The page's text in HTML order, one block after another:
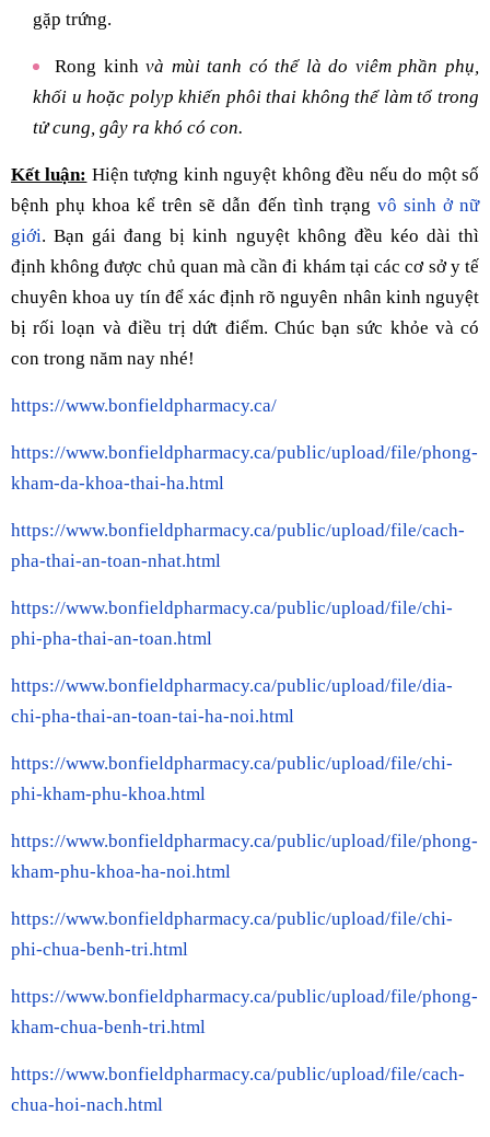
gặp trứng.
Rong kinhvà mùi tanh có thể là do viêm phần phụ,
khối u hoặc polyp khiến phôi thai không thể làm tổ trong
tử cung, gây ra khó có con.
Kết luận: Hiện tượng kinh nguyệt không đều nếu do một số
bệnh phụ khoa kể trên sẽ dẫn đến tình trạng vô sinh ở nữ
giới. Bạn gái đang bị kinh nguyệt không đều kéo dài thì
định không được chủ quan mà cần đi khám tại các cơ sở y tế
chuyên khoa uy tín để xác định rõ nguyên nhân kinh nguyệt
bị rối loạn và điều trị dứt điểm. Chúc bạn sức khỏe và có
con trong năm nay nhé!
https://www.bonfieldpharmacy.ca/
https://www.bonfieldpharmacy.ca/public/upload/file/phong-
kham-da-khoa-thai-ha.html
https://www.bonfieldpharmacy.ca/public/upload/file/cach-
pha-thai-an-toan-nhat.html
https://www.bonfieldpharmacy.ca/public/upload/file/chi-
phi-pha-thai-an-toan.html
https://www.bonfieldpharmacy.ca/public/upload/file/dia-
chi-pha-thai-an-toan-tai-ha-noi.html
https://www.bonfieldpharmacy.ca/public/upload/file/chi-
phi-kham-phu-khoa.html
https://www.bonfieldpharmacy.ca/public/upload/file/phong-
kham-phu-khoa-ha-noi.html
https://www.bonfieldpharmacy.ca/public/upload/file/chi-
phi-chua-benh-tri.html
https://www.bonfieldpharmacy.ca/public/upload/file/phong-
kham-chua-benh-tri.html
https://www.bonfieldpharmacy.ca/public/upload/file/cach-
chua-hoi-nach.html